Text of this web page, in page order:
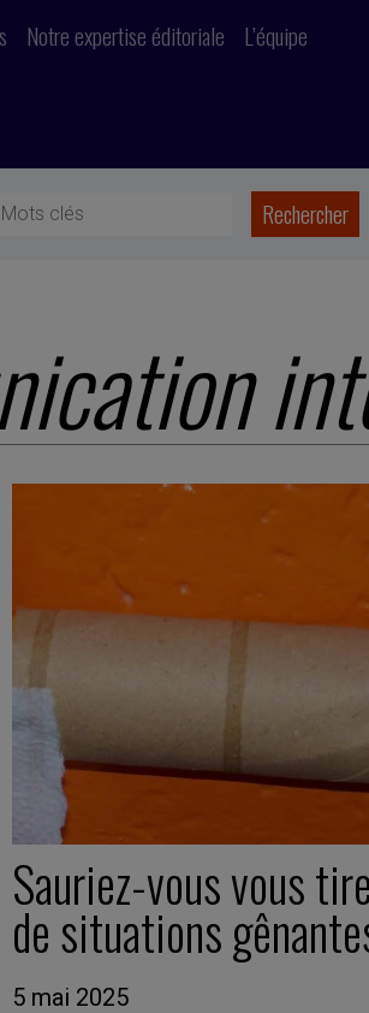
Notre expertise éditoriale L’équipe
Sauriez-vous vous
de situations
5 mai 2025